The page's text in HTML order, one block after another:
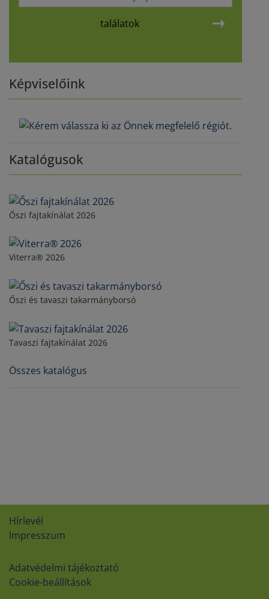
találatok
Képviselőink
Katalógusok
Őszi fajtakínálat 2026
Viterra® 2026
Őszi és tavaszi takarmányborsó
Tavaszi fajtakínálat 2026
Összes katalógus
Hírlevél
Impresszum
Adatvédelmi tájékoztató
Cookie-beállítások